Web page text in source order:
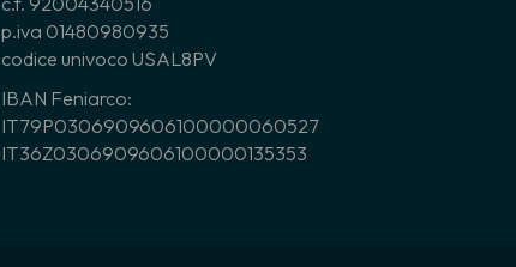
p.iva 01480980935
codice univoco USAL8PV
IBAN Feniarco:
IT79P0306909606100000060527
IT36Z0306909606100000135353